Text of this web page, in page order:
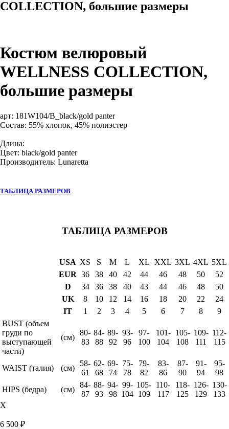
COLLECTION, большие размеры
Костюм велюровый
WELLNESS COLLECTION,
большие размеры
арт: 181W104/B_black/gold panter
Состав: 55% хлопок, 45% полиэстер
Длина:
Цвет: black/gold panter
Производитель: Lunaretta
ТАБЛИЦА РАЗМЕРОВ
ТАБЛИЦА РАЗМЕРОВ
USA XS S M L XL XXL 3XL 4XL 5XL
EUR 36 38 40 42 44 46 48 50
52
D
34 36 38 40 43 44 46 48
50
UK
8 10 12 14 16 18 20 22
24
IT
1 2 3 4 5 6 7 8
9
BUST (объем
груди по
выступающей
части)
(см)
80-
83
84-
88
89-
92
93-
96
97-
100
101-
104
105-
108
109-
111
112-
115
WAIST (талия) (см)
58-
61
62-
68
69-
74
75-
78
79-
82
83-
86
87-
90
91-
94
95-
98
HIPS (бедра)
(см)
84-
87
88-
93
94-
98
99-
104
105-
109
110-
117
118-
125
126-
129
130-
133
X
6 500 ₽